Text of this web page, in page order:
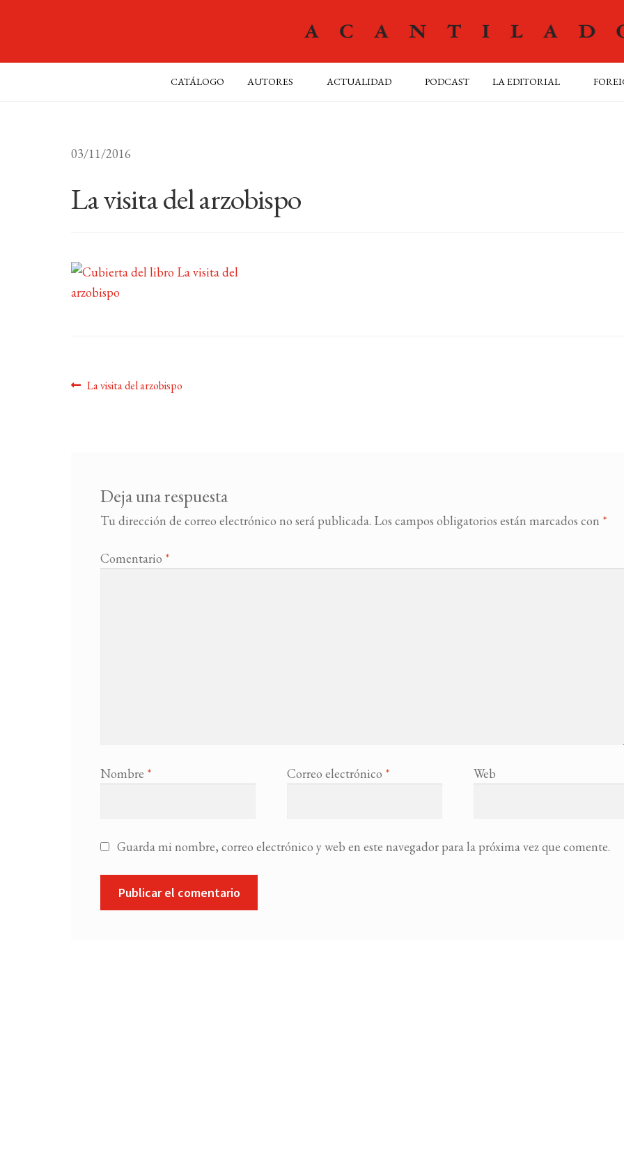
CATÁLOGO AUTORES ACTUALIDAD PODCAST LA EDITORIAL
03/11/2016
La visita del arzobispo
Navegación
Anterior:
La visita del arzobispo
Deja una respuesta
Tu dirección de correo electrónico no será publicada. Los campos obligatorios están marcados con *
Comentario *
Nombre * Correo electrónico * Web
Guarda mi nombre, correo electrónico y web en este navegador para la próxima vez que comente.